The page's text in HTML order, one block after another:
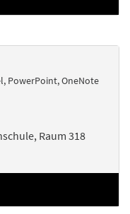
PowerPoint, OneNote
Raum 318